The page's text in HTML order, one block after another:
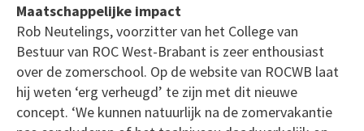
Maatschappelijke impact
Rob Neutelings, voorzitter van het College van
Bestuur van ROC West-Brabant is zeer enthousiast
over de zomerschool. Op de website van ROCWB laat
hij weten ‘erg verheugd’ te zijn met dit nieuwe
concept. ‘We kunnen natuurlijk na de zomervakantie